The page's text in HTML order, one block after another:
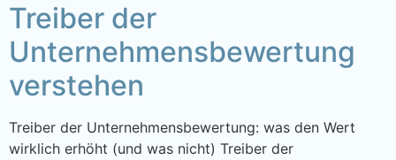
Treiber der
Unternehmensbewertung
verstehen
Treiber der Unternehmensbewertung: was den Wert
wirklich erhöht (und was nicht) Treiber der